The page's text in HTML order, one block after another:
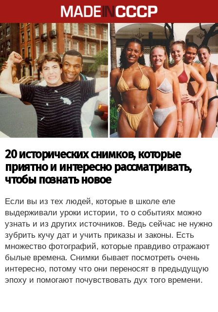
20 исторических снимков, которые
приятно и интересно рассматривать,
чтобы познать новое
Если вы из тех людей, которые в школе еле
выдерживали уроки истории, то о событиях можно
узнать и из других источников. Ведь сейчас не нужно
зубрить кучу дат и учить приказы и законы. Есть
множество фотографий, которые правдиво отражают
былые времена. Снимки бывает посмотреть очень
интересно, потому что они переносят в предыдущую
эпоху и помогают почувствовать дух того времени.